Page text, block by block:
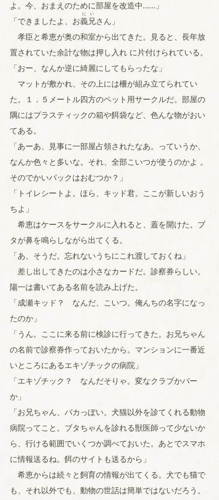
よ。今、おまえのために部屋を改造中……」
「できましたよ、お義兄
にい
さん」
孝臣と希恵が奥の和室から出てきた。見ると、長年放
置されていた余計な物は押し入れ に片付けられている。
「おー、なんか逆に綺麗にしてもらったな」
マットが敷かれ、その上には柵が組み立てられてい
た。１．５メートル四方のペット用サークルだ。部屋の
隅にはプラスティックの箱や餌袋など、色んな物がおい
てある。
「あーあ、見事に一部屋占領されたなあ。っていうか、
なんか色々と多いな。それ、全部こいつが使うのかよ 。
そのでかいパックはおむつか？」
「トイレシートよ。ほら、キッド君。ここが新しいおう
ちよ」
希恵はケースをサークルに入れると、蓋を開けた。ブ
タが鼻を鳴らしながら出てくる。
「あ、そうだ。忘れないうちにこれ渡しておくね」
差し出してきたのは小さなカードだ。診察券らしい。
陽一は書いてある名前を読み上げた。
「成瀬キッド？ なんだ、こいつ。俺んちの名字になっ
たのか」
「うん。ここに来る前に検診に行ってきた。お兄ちゃん
の名前で診察券作っておいたから。マンションに一番近
いところにあるエキゾチックの病院」
「エキゾチック？ なんだそりゃ。変なクラブかバー
か」
「お兄ちゃん、バカっぽい。犬猫以外を診てくれる動物
病院ってこと。ブタちゃんを診れる獣医師って少ないか
ら、行ける範囲でいくつか調べておいた。あとでスマホ
に情報送るね。餌のサイトも送るから」
希恵からは続々と飼育の情報が出てくる。犬でも猫で
も、それ以外でも、動物の世話は簡単ではないだろう。